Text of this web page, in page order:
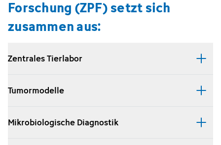
Forschung (ZPF) setzt sich
zusammen aus:
Zentrales Tierlabor
Tumormodelle
Mikrobiologische Diagnostik